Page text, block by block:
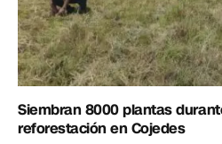
Siembran 8000 plantas
reforestación en Cojedes